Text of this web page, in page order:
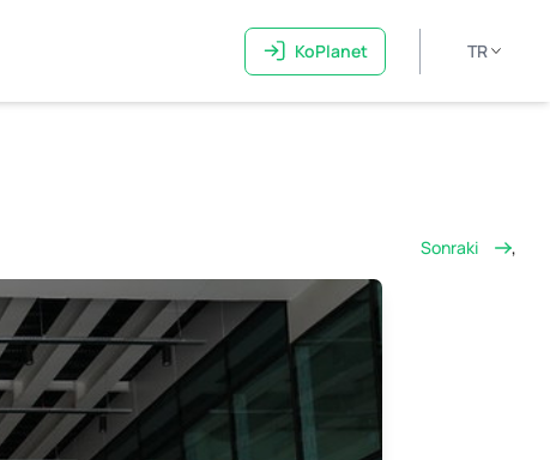
KoPlanet TR
Sonraki ,